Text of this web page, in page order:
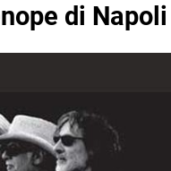
di Napoli